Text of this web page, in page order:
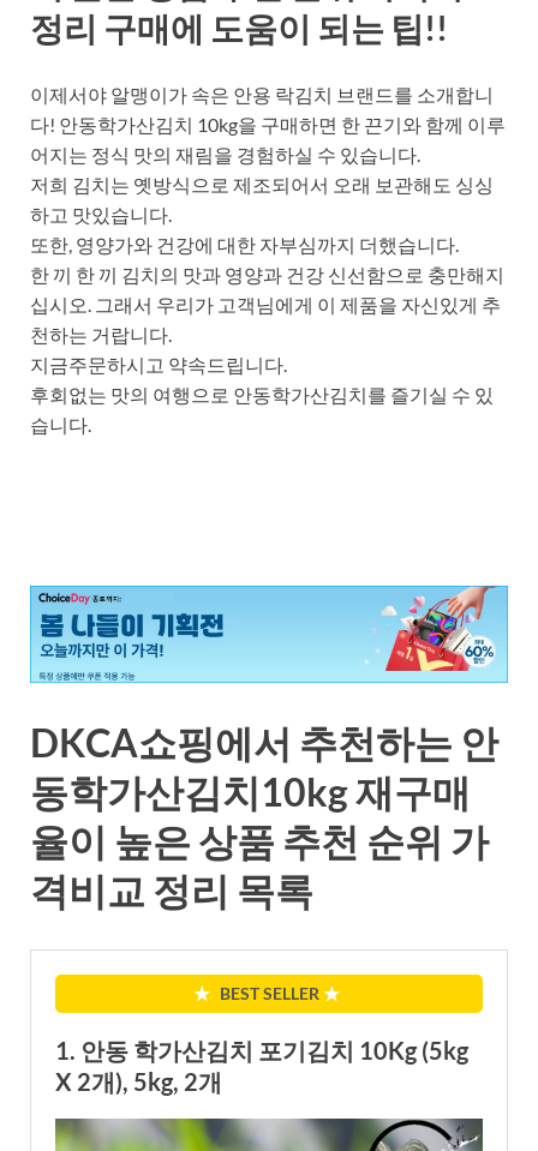
정리 구매에 도움이 되는 팁!!
이제서야 알맹이가 속은 안용 락김치 브랜드를 소개합니
다! 안동학가산김치 10kg을 구매하면 한 끈기와 함께 이루
어지는 정식 맛의 재림을 경험하실 수 있습니다.
저희 김치는 옛방식으로 제조되어서 오래 보관해도 싱싱
하고 맛있습니다.
또한, 영양가와 건강에 대한 자부심까지 더했습니다.
한 끼 한 끼 김치의 맛과 영양과 건강 신선함으로 충만해지
십시오. 그래서 우리가 고객님에게 이 제품을 자신있게 추
천하는 거랍니다.
지금주문하시고 약속드립니다.
후회없는 맛의 여행으로 안동학가산김치를 즐기실 수 있
습니다.
DKCA쇼핑에서 추천하는 안
동학가산김치10kg 재구매
율이 높은 상품 추천 순위 가
격비교 정리 목록
★ BEST SELLER ★
1. 안동 학가산김치 포기김치 10Kg (5kg
X 2개), 5kg, 2개